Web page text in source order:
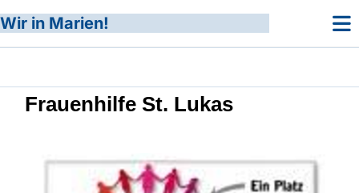
Wir in Marien!
Frauenhilfe St. Lukas